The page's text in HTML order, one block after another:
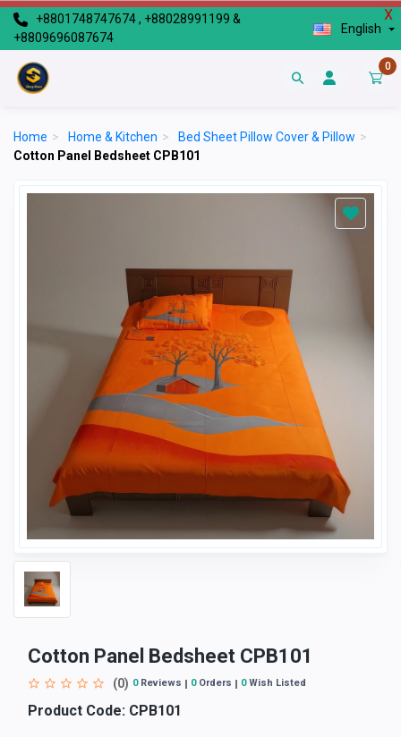
X
+8801748747674 , +88028991199 &
+8809696087674
English
0
Home > Home & Kitchen > Bed Sheet Pillow Cover & Pillow >
Cotton Panel Bedsheet CPB101
Cotton Panel Bedsheet CPB101
(0) 0Reviews 0Orders 0Wish Listed
Product Code: CPB101